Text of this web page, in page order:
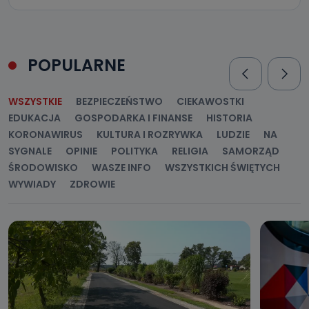
Co mogą Państwo zrobić z
Po wyrażeniu zgody na przetwarzanie danych osobowych,
mają Państwo prawo do żądania od Telewizji Kablowa
400) przy ul. Wolności 19 dostępu do danych osobowych
dotyczących Państwa oraz uzyskania ich kopii, a także
żądania ich sprostowania, usunięcia danych,
ograniczenia ich przetwarzania oraz prawo wniesienia
przechowywane?
Do czasu wycofania zgody lub, jeśli dane będą
przetwarzane na podstawie prawnie uzasadnionego celu
administratora – do momentu wniesienia sprzeciwu.
Jakie dane osobowe przetwarzamy?
POPULARNE
WSZYSTKIE BEZPIECZEŃSTWO
CIEKAWOSTKI
EDUKACJA
GOSPODARKA I FINANSE
HISTORIA
KORONAWIRUS
KULTURA I ROZRYWKA LUDZIE
NA
SYGNALE
OPINIE POLITYKA RELIGIA
SAMORZĄD
ŚRODOWISKO
WASZE INFO
WSZYSTKICH ŚWIĘTYCH
WYWIADY
ZDROWIE